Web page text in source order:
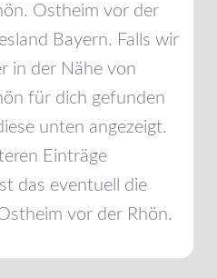
. Ostheim vor der
Bayern. Falls wir
in der Nähe von
für dich gefunden
unten angezeigt.
Einträge
das eventuell die
vor der Rhön.